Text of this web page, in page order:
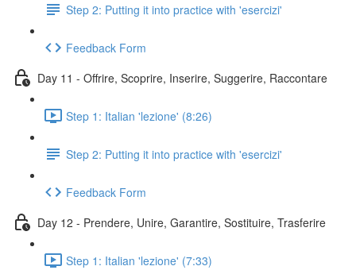
Step 2: Putting it into practice with 'esercizi'
Feedback Form
Day 11 - Offrire, Scoprire, Inserire, Suggerire, Raccontare
Step 1: Italian 'lezione' (8:26)
Step 2: Putting it into practice with 'esercizi'
Feedback Form
Day 12 - Prendere, Unire, Garantire, Sostituire, Trasferire
Step 1: Italian 'lezione' (7:33)